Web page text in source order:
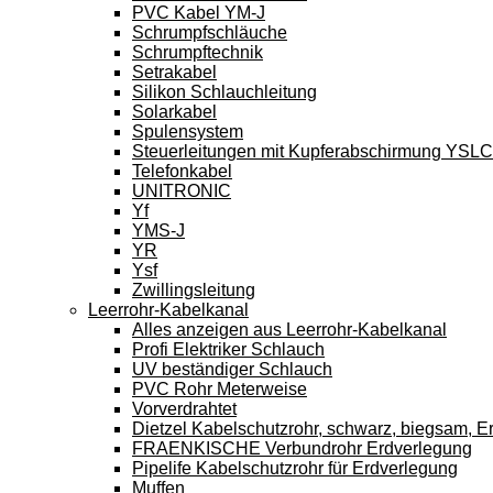
PVC Kabel YM-J
Schrumpfschläuche
Schrumpftechnik
Setrakabel
Silikon Schlauchleitung
Solarkabel
Spulensystem
Steuerleitungen mit Kupferabschirmung
Telefonkabel
UNITRONIC
Yf
YMS-J
YR
Ysf
Zwillingsleitung
Leerrohr-Kabelkanal
Alles anzeigen aus Leerrohr-Kabelkanal
Profi Elektriker Schlauch
UV beständiger Schlauch
PVC Rohr Meterweise
Vorverdrahtet
Dietzel Kabelschutzrohr, schwarz, biegsam,
FRAENKISCHE Verbundrohr Erdverlegung
Pipelife Kabelschutzrohr für Erdverlegung
Muffen